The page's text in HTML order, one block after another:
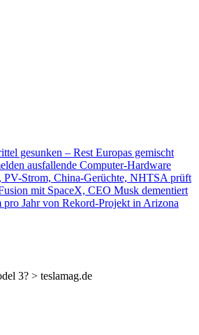
gesunken – Rest Europas gemischt
ausfallende Computer-Hardware
Strom, China-Gerüchte, NHTSA prüft
mit SpaceX, CEO Musk dementiert
pro Jahr von Rekord-Projekt in Arizona
3? > teslamag.de